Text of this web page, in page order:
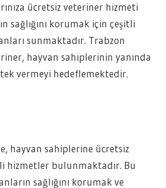
ücretsiz veteriner hizmeti
sağlığını korumak için çeşitli
sunmaktadır. Trabzon
hayvan sahiplerinin yanında
vermeyi hedeflemektedir.
hayvan sahiplerine ücretsiz
hizmetler bulunmaktadır. Bu
sağlığını korumak ve